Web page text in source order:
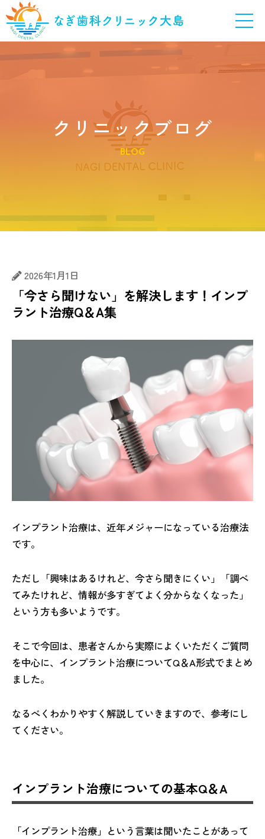
クリニックブログ
BLOG
2026年1月1日
「今さら聞けない」を解決します！インプ
ラント治療Q＆A集
インプラント治療は、近年メジャーになっている治療法
です。
ただし「興味はあるけれど、今さら聞きにくい」「調べ
てみたけれど、情報が多すぎてよく分からなくなった」
という方も多いようです。
そこで今回は、患者さんから実際によくいただくご質問
を中心に、インプラント治療についてQ＆A形式でまとめ
ました。
なるべくわかりやすく解説していきますので、参考にし
てください。
インプラント治療についての基本Q＆A
「インプラント治療」という言葉は聞いたことがあって